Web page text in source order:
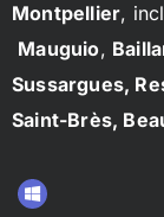
Montpellier,
Mauguio,
Sussargues,
Saint-Brès,